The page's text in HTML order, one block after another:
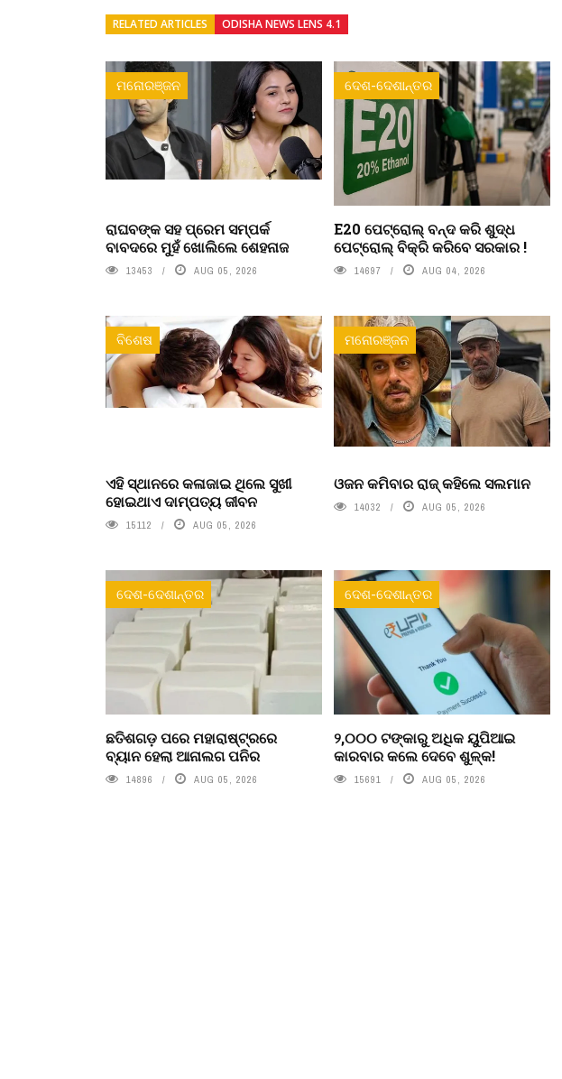
RELATED ARTICLES ODISHA NEWS LENS 4.1
ମନୋରଞ୍ଜନ
ରାଘବଙ୍କ ସହ ପ୍ରେମ ସମ୍ପର୍କ
ବାବଦରେ ମୁହଁ ଖୋଲିଲେ ଶେହନାଜ
13453 AUG 05, 2026
ଦେଶ-ଦେଶାନ୍ତର
E20 ପେଟ୍ରୋଲ୍ ବନ୍ଦ କରି ଶୁଦ୍ଧ
ପେଟ୍ରୋଲ୍ ବିକ୍ରି କରିବେ ସରକାର !
14697 AUG 04, 2026
ବିଶେଷ
ଏହି ସ୍ଥାନରେ କଳାଜାଇ ଥିଲେ ସୁଖୀ
ହୋଇଥାଏ ଦାମ୍ପତ୍ୟ ଜୀବନ
15112 AUG 05, 2026
ମନୋରଞ୍ଜନ
ଓଜନ କମିବାର ରାଜ୍ କହିଲେ ସଲମାନ
14032 AUG 05, 2026
ଦେଶ-ଦେଶାନ୍ତର
ଛତିଶଗଡ଼ ପରେ ମହାରାଷ୍ଟ୍ରରେ
ବ୍ୟାନ ହେଲା ଆନାଲଗ ପନିର
14896 AUG 05, 2026
ଦେଶ-ଦେଶାନ୍ତର
୨,୦୦୦ ଟଙ୍କାରୁ ଅଧିକ ୟୁପିଆଇ
କାରବାର କଲେ ଦେବେ ଶୁଳ୍କ!
15691 AUG 05, 2026